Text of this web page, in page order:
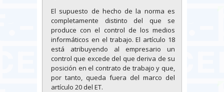
El supuesto de hecho de la norma es
completamente distinto del que se
produce con el control de los medios
informáticos en el trabajo. El artículo 18
está atribuyendo al empresario un
control que excede del que deriva de su
posición en el contrato de trabajo y que,
por tanto, queda fuera del marco del
artículo 20 del ET.